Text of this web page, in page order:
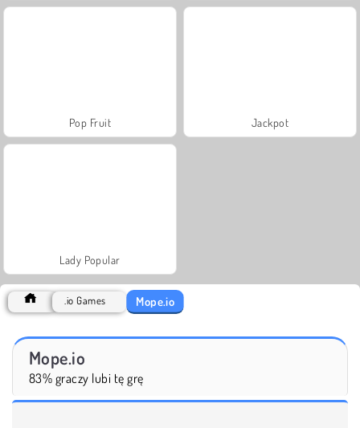
Pop Fruit Jackpot
Lady Popular
.io Games Mope.io
Mope.io
83% graczy lubi tę grę